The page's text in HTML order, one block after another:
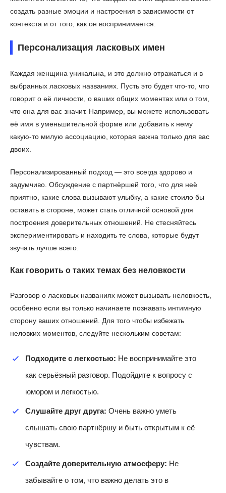
создать разные эмоции и настроения в зависимости от
контекста и от того, как он воспринимается.
Персонализация ласковых имен
Каждая женщина уникальна, и это должно отражаться и в
выбранных ласковых названиях. Пусть это будет что-то, что
говорит о её личности, о ваших общих моментах или о том,
что она для вас значит. Например, вы можете использовать
её имя в уменьшительной форме или добавить к нему
какую-то милую ассоциацию, которая важна только для вас
двоих.
Персонализированный подход — это всегда здорово и
задумчиво. Обсуждение с партнёршей того, что для неё
приятно, какие слова вызывают улыбку, а какие стоило бы
оставить в стороне, может стать отличной основой для
построения доверительных отношений. Не стесняйтесь
экспериментировать и находить те слова, которые будут
звучать лучше всего.
Как говорить о таких темах без неловкости
Разговор о ласковых названиях может вызывать неловкость,
особенно если вы только начинаете познавать интимную
сторону ваших отношений. Для того чтобы избежать
неловких моментов, следуйте нескольким советам:
Подходите с легкостью: Не воспринимайте это
как серьёзный разговор. Подойдите к вопросу с
юмором и легкостью.
Слушайте друг друга: Очень важно уметь
слышать свою партнёршу и быть открытым к её
чувствам.
Создайте доверительную атмосферу: Не
забывайте о том, что важно делать это в